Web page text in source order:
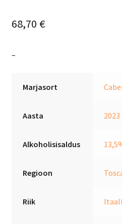
68,70 €
–
Marjasort
Aasta 2023
Alkoholisisaldus
Regioon
Riik